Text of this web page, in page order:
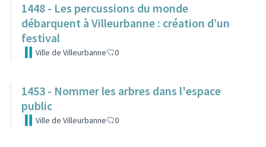
1448 - Les percussions du monde
débarquent à Villeurbanne : création d’un
festival
Ville de Villeurbanne 0
1453 - Nommer les arbres dans l'espace
public
Ville de Villeurbanne 0